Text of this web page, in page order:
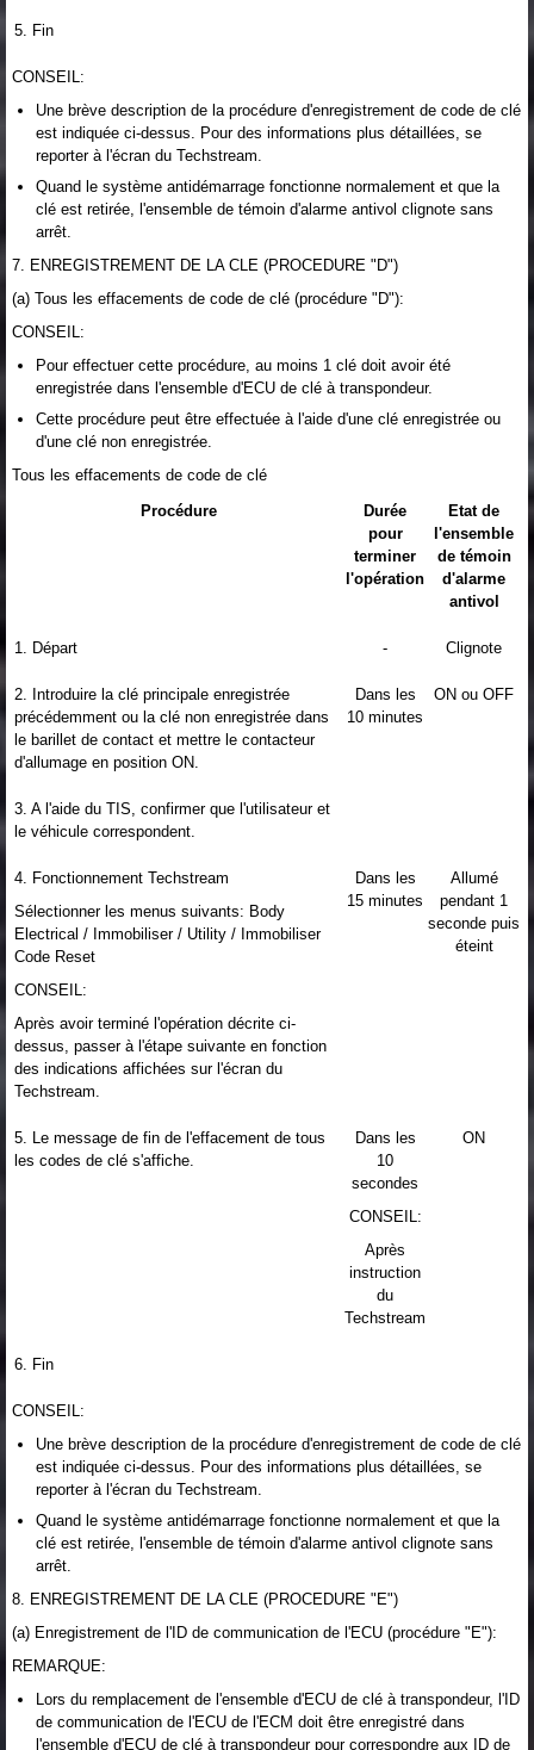
5. Fin
CONSEIL:
Une brève description de la procédure d'enregistrement de code de clé
est indiquée ci-dessus. Pour des informations plus détaillées, se
reporter à l'écran du Techstream.
Quand le système antidémarrage fonctionne normalement et que la
clé est retirée, l'ensemble de témoin d'alarme antivol clignote sans
arrêt.
7. ENREGISTREMENT DE LA CLE (PROCEDURE "D")
(a) Tous les effacements de code de clé (procédure "D"):
CONSEIL:
Pour effectuer cette procédure, au moins 1 clé doit avoir été
enregistrée dans l'ensemble d'ECU de clé à transpondeur.
Cette procédure peut être effectuée à l'aide d'une clé enregistrée ou
d'une clé non enregistrée.
Tous les effacements de code de clé
Procédure
Durée
pour
terminer
l'opération
Etat de
l'ensemble
de témoin
d'alarme
antivol
1. Départ - Clignote
2. Introduire la clé principale enregistrée
précédemment ou la clé non enregistrée dans
le barillet de contact et mettre le contacteur
d'allumage en position ON.
Dans les
10 minutes
ON ou OFF
3. A l'aide du TIS, confirmer que l'utilisateur et
le véhicule correspondent.
4. Fonctionnement Techstream
Sélectionner les menus suivants: Body
Electrical / Immobiliser / Utility / Immobiliser
Code Reset
CONSEIL:
Après avoir terminé l'opération décrite ci-
dessus, passer à l'étape suivante en fonction
des indications affichées sur l'écran du
Techstream.
Dans les
15 minutes
Allumé
pendant 1
seconde puis
éteint
5. Le message de fin de l'effacement de tous
les codes de clé s'affiche.
Dans les
10
secondes
CONSEIL:
Après
instruction
du
Techstream
ON
6. Fin
CONSEIL:
Une brève description de la procédure d'enregistrement de code de clé
est indiquée ci-dessus. Pour des informations plus détaillées, se
reporter à l'écran du Techstream.
Quand le système antidémarrage fonctionne normalement et que la
clé est retirée, l'ensemble de témoin d'alarme antivol clignote sans
arrêt.
8. ENREGISTREMENT DE LA CLE (PROCEDURE "E")
(a) Enregistrement de l'ID de communication de l'ECU (procédure "E"):
REMARQUE:
Lors du remplacement de l'ensemble d'ECU de clé à transpondeur, l'ID
de communication de l'ECU de l'ECM doit être enregistré dans
l'ensemble d'ECU de clé à transpondeur pour correspondre aux ID de